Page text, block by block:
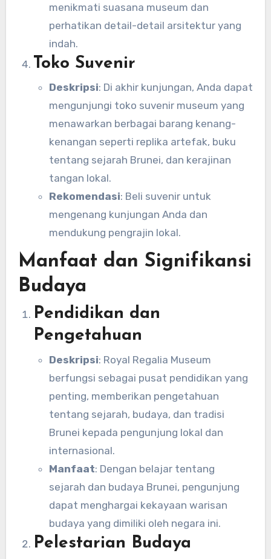
menikmati suasana museum dan
perhatikan detail-detail arsitektur yang
indah.
Toko Suvenir
Deskripsi: Di akhir kunjungan, Anda dapat
mengunjungi toko suvenir museum yang
menawarkan berbagai barang kenang-
kenangan seperti replika artefak, buku
tentang sejarah Brunei, dan kerajinan
tangan lokal.
Rekomendasi: Beli suvenir untuk
mengenang kunjungan Anda dan
mendukung pengrajin lokal.
Manfaat dan Signifikansi
Budaya
Pendidikan dan
Pengetahuan
Deskripsi: Royal Regalia Museum
berfungsi sebagai pusat pendidikan yang
penting, memberikan pengetahuan
tentang sejarah, budaya, dan tradisi
Brunei kepada pengunjung lokal dan
internasional.
Manfaat: Dengan belajar tentang
sejarah dan budaya Brunei, pengunjung
dapat menghargai kekayaan warisan
budaya yang dimiliki oleh negara ini.
Pelestarian Budaya